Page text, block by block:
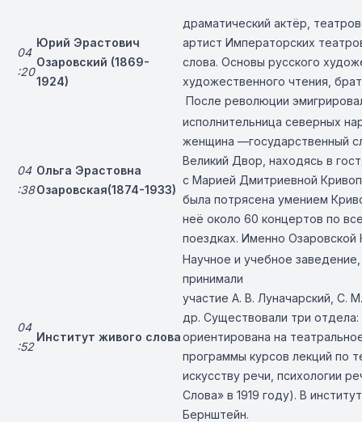
04
:20
Юрий Эрастович
Озаровский (1869-
1924)
драматический актёр,
артист Императорских
слова. Основы русского
художественного чтения,
После революции
04
:38
Ольга Эрастовна
Озаровская(1874-1933)
исполнительница северных
женщина —государственный
Великий Двор, находясь в
с Марией Дмитриевной
была потрясена умением
неё около 60 концертов по
поездках. Именно Озаровской
04
:52
Институт живого слова
Научное и учебное
принимали
участие А. В. Луначарский С.
др. Существовали три
ориентирована на
программы курсов лекций по
искусству речи, психологии
Слова» в 1919 году). В
Бернштейн.